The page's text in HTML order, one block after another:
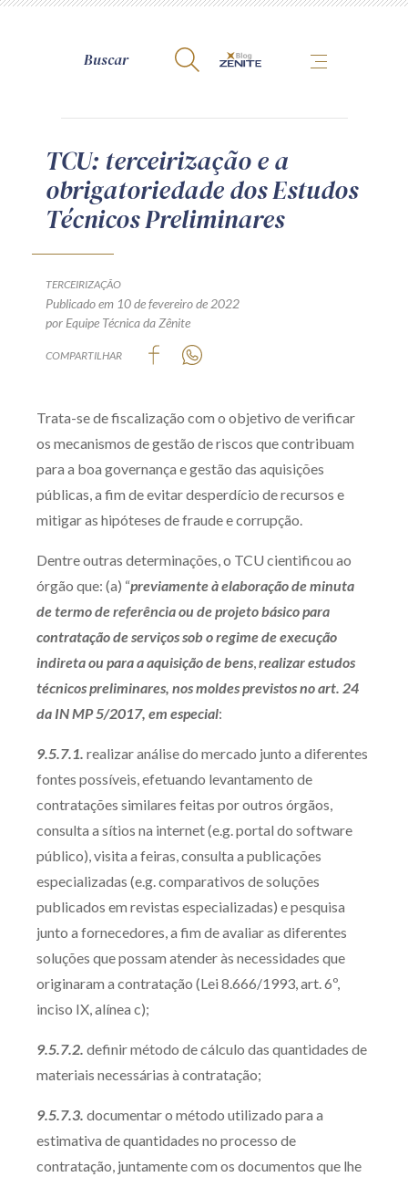
A Zênite
Como publicar conosco
Site da Zênite
Política de Privacidade
Guia de Direitos dos Titulares de Dados
Encarregado (contato)
Produtos e serviços
Zênite Fácil IA
Zênite Play
Orientação por Escrito
Mentoria Zênite
Capacitação
Zênite Online
Eventos presenciais
Diferenciais
Receba por RSS
Av. Sete de Setembro, 4698
Batel Curitiba/PR CEP80240-000
Telefone (41) 2109-8666
Whatsapp (41) 98881-6616
TCU: terceirização e a
obrigatoriedade dos Estudos
Técnicos Preliminares
TERCEIRIZAÇÃO
Publicado em 10 de fevereiro de 2022
por Equipe Técnica da Zênite
COMPARTILHAR
Trata-se de fiscalização com o objetivo de verificar
os mecanismos de gestão de riscos que contribuam
para a boa governança e gestão das aquisições
públicas, a fim de evitar desperdício de recursos e
mitigar as hipóteses de fraude e corrupção.
Dentre outras determinações, o TCU cientificou ao
órgão que: (a) “previamente à elaboração de minuta
de termo de referência ou de projeto básico para
contratação de serviços sob o regime de execução
indireta ou para a aquisição de bens,realizar estudos
técnicos preliminares, nos moldes previstos no art. 24
da IN MP 5/2017, em especial:
9.5.7.1. realizar análise do mercado junto a diferentes
fontes possíveis, efetuando levantamento de
contratações similares feitas por outros órgãos,
consulta a sítios na internet (e.g. portal do software
público), visita a feiras, consulta a publicações
especializadas (e.g. comparativos de soluções
publicados em revistas especializadas) e pesquisa
junto a fornecedores, a fim de avaliar as diferentes
soluções que possam atender às necessidades que
originaram a contratação (Lei 8.666/1993, art. 6º,
inciso IX, alínea c);
9.5.7.2. definir método de cálculo das quantidades de
materiais necessárias à contratação;
9.5.7.3. documentar o método utilizado para a
estimativa de quantidades no processo de
contratação, juntamente com os documentos que lhe